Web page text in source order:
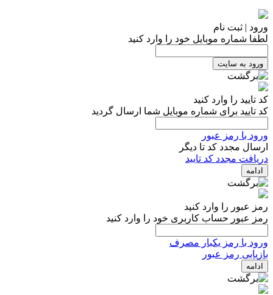
ورود | ثبت نام
لطفا شماره موبایل خود را وارد کنید
ورود به سایت
کد تایید را وارد کنید
کد تایید برای شماره موبایل شما ارسال گردید
ورود با رمز عبور
ارسال مجدد کد تا دیگر
دریافت مجدد کد تایید
ادامه
رمز عبور را وارد کنید
رمز عبور حساب کاربری خود را وارد کنید
ورود با رمز یکبار مصرف
بازیابی رمز عبور
ادامه